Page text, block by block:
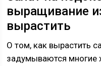
выращивание
вырастить
О том, как вырастить
задумываются многие